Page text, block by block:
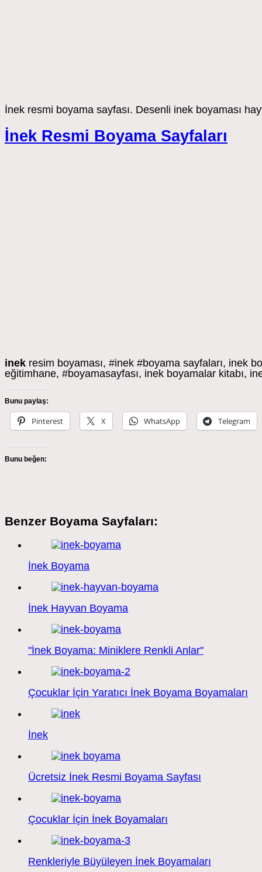
İnek resmi boyama sayfası. Desenli inek boyaması
İnek Resmi Boyama Sayfaları
inek resim boyaması, #inek #boyama sayfaları, inek
eğitimhane, #boyamasayfası, inek boyamalar kitabı,
Bunu paylaş:
Pinterest X WhatsApp Telegram
Bunu beğen:
Benzer Boyama Sayfaları:
İnek Boyama
İnek Hayvan Boyama
"İnek Boyama: Miniklere Renkli Anlar"
Çocuklar İçin Yaratıcı İnek Boyama Boyamaları
İnek
Ücretsiz İnek Resmi Boyama Sayfası
Çocuklar İçin İnek Boyamaları
Renkleriyle Büyüleyen İnek Boyamaları